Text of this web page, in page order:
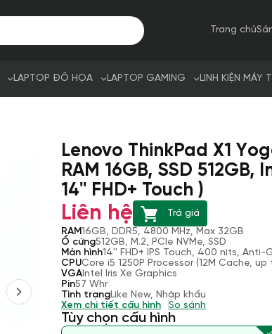
Trang chủ
LAPTOP ĐỒ HỌA LAPTOP GAMING LINH KIỆN MÁY
Lenovo ThinkPad X1
RAM 16GB, SSD
14'' FHD+ Touch )
Liên hệ
Trả giá
RAM16GB, DDR5, 4800 MHz, Max 32GB
Ổ cứng512GB, M.2, PCIe NVMe, SSD
Màn hình14'' FHD+ IPS Touch, 400 nits, Anti-
CPUCore i5 1250P Processor (12M Cache,
VGAIntel Iris Xe Graphics
Pin57 Whr
Tình trạngLike New, Nhập khẩu
Xem chi tiết cấu hình
So sánh
Tùy chọn cấu hình